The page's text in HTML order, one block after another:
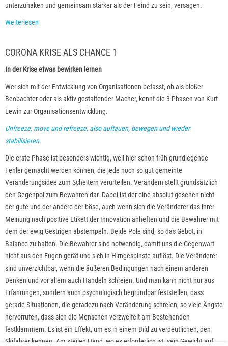
unterzuhaken und gemeinsam stärker als der Feind zu sein, versagen.
Weiterlesen
CORONA KRISE ALS CHANCE 1
In der Krise etwas bewirken lernen
Wer sich mit der Entwicklung von Organisationen befasst, ob als bloßer
Beobachter oder als aktiv gestaltender Macher, kennt die 3 Phasen von Kurt
Lewin zur Organisationsentwicklung.
Unfreeze, move und refreeze, also auftauen, bewegen und wieder
stabilisieren.
Die erste Phase ist besonders wichtig, weil hier schon früh grundlegende
Fehler gemacht werden können, die jede noch so gut gemeinte
Veränderungsidee zum Scheitern verurteilen. Verändern stellt grundsätzlich
den Gegenpol zum Bewahren dar. Dabei ist der eine absolut gesehen nicht
der gute und der andere der böse, auch wenn sich die Veränderer das ihrer
Meinung nach positive Etikett der Innovation anheften und die Bewahrer mit
dem der ewig Gestrigen abstempeln. Beide Pole sind, so das Gebot, in
Balance zu halten. Die Bewahrer sind notwendig, damit uns die Gegenwart
nicht aus den Fugen gerät und sich in Hirngespinste auflöst. Die Veränderer
sind unverzichtbar, wenn die äußeren Bedingungen nach einem anderen
Denken und vor allem auch Handeln schreien. Und man kann nicht nur aus
Erfahrungen, sondern auch psychologisch begründbar feststellen, dass
gerade Situationen, die geradezu nach Veränderung schreien, so viele Ängste
hervorrufen, dass sich die Menschen verzweifelt am Bestehenden
festklammern. Es ist ein Effekt, um es in einem Bild zu verdeutlichen, den
Skifahrer kennen. Am steilen Hang, wo es erforderlich ist, sein Gewicht auf